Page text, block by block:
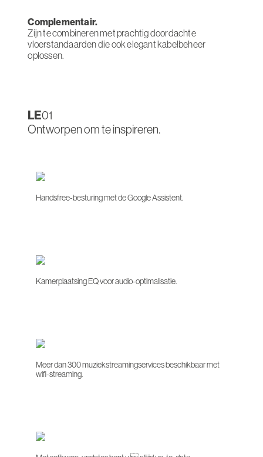
Complementair.
Zijn te combineren met prachtig doordachte
vloerstandaarden die ook elegant kabelbeheer
oplossen.
LE01
Ontworpen om te inspireren.
Handsfree-besturing met de Google Assistent.
Kamerplaatsing EQ voor audio-optimalisatie.
Meer dan 300 muziekstreamingservices beschikbaar met
wifi-streaming.